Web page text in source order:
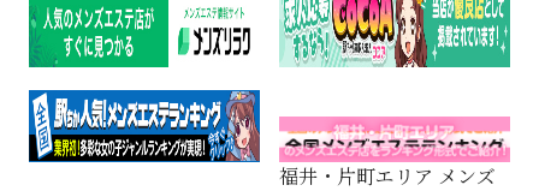
福井・片町エリア メンズ